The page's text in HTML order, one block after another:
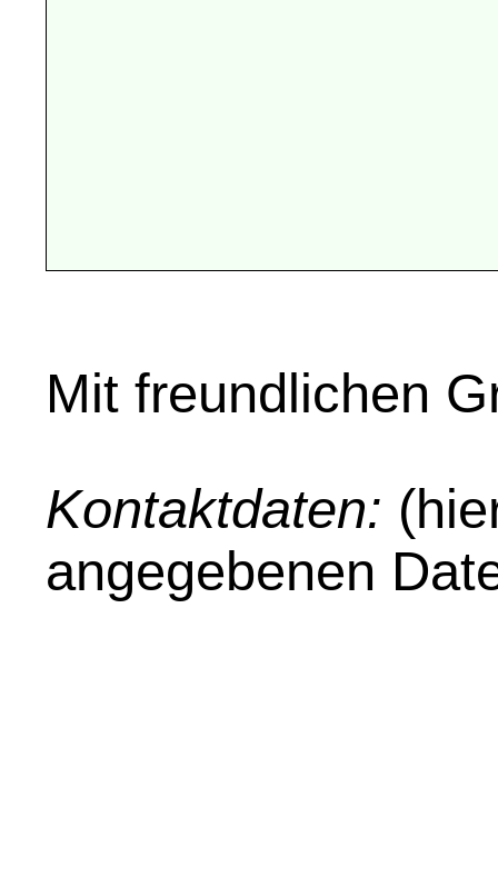
Mit freundlichen
Kontaktdaten:
angegebenen